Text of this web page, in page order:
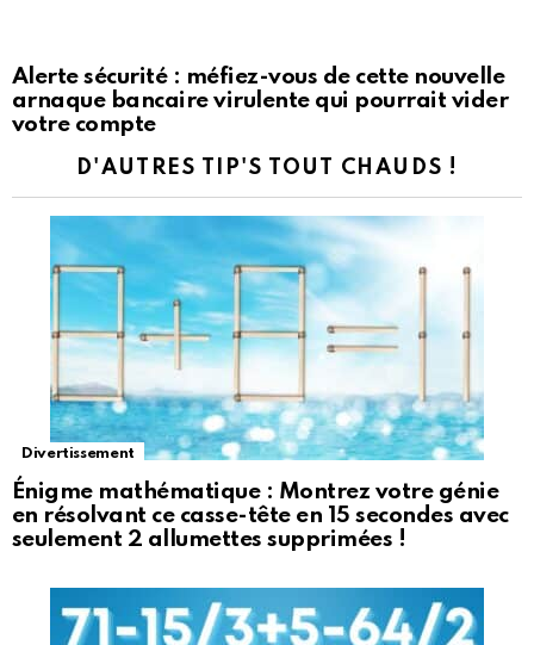
Alerte sécurité : méfiez-vous de cette nouvelle
arnaque bancaire virulente qui pourrait vider
votre compte
D'AUTRES TIP'S TOUT CHAUDS !
Divertissement
Énigme mathématique : Montrez votre génie
en résolvant ce casse-tête en 15 secondes avec
seulement 2 allumettes supprimées !